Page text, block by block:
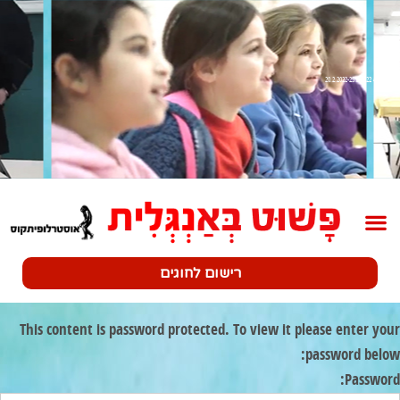
רישום לחוגים
This content is password protected. To view it please enter your
password below:
Password: